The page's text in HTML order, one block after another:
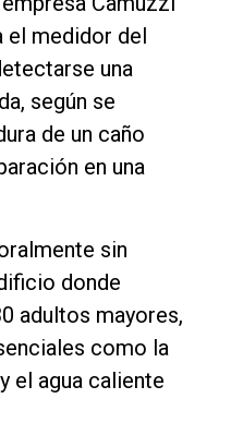
el medidor del
una
según se
de un caño
en una
sin
donde
adultos mayores,
como la
el agua caliente